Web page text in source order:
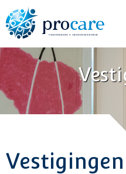
Vestigingen